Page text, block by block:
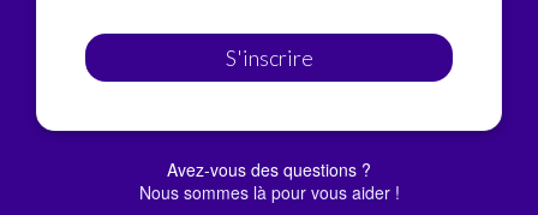
S'inscrire
Avez-vous des questions ?
Nous sommes là pour vous aider !